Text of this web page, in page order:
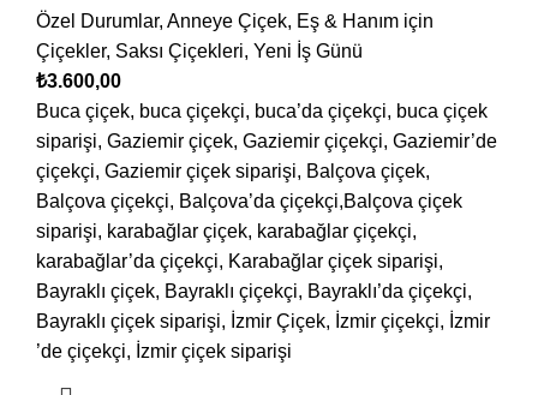
Özel Durumlar, Anneye Çiçek, Eş & Hanım için
Çiçekler, Saksı Çiçekleri, Yeni İş Günü
₺3.600,00
Buca çiçek, buca çiçekçi, buca’da çiçekçi, buca çiçek
siparişi, Gaziemir çiçek, Gaziemir çiçekçi, Gaziemir’de
çiçekçi, Gaziemir çiçek siparişi, Balçova çiçek,
Balçova çiçekçi, Balçova’da çiçekçi,Balçova çiçek
siparişi, karabağlar çiçek, karabağlar çiçekçi,
karabağlar’da çiçekçi, Karabağlar çiçek siparişi,
Bayraklı çiçek, Bayraklı çiçekçi, Bayraklı’da çiçekçi,
Bayraklı çiçek siparişi, İzmir Çiçek, İzmir çiçekçi, İzmir
’de çiçekçi, İzmir çiçek siparişi